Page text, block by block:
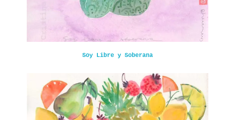
Soy Libre y Soberana